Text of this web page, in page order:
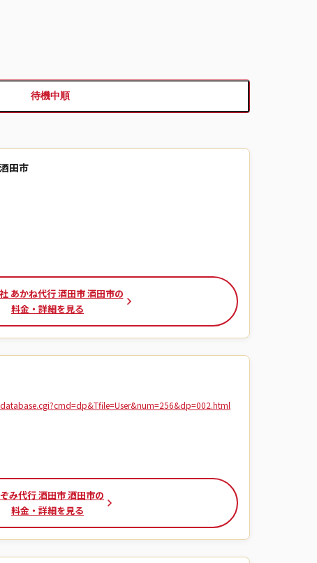
待機中順
田市
あかね代行 酒田市 酒田市の
料金・詳細を見る
み代行 酒田市 酒田市の
料金・詳細を見る